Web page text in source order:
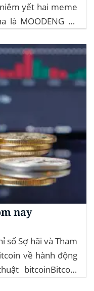
yết hai meme
là MOODENG và
tăng hơn...
nay
số Sợ hãi và Tham
về hành động
bitcoinBitcoin